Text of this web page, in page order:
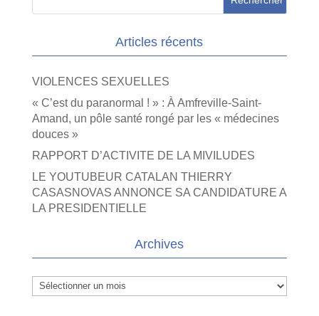
Articles récents
VIOLENCES SEXUELLES
« C’est du paranormal ! » : À Amfreville-Saint-
Amand, un pôle santé rongé par les « médecines
douces »
RAPPORT D’ACTIVITE DE LA MIVILUDES
LE YOUTUBEUR CATALAN THIERRY
CASASNOVAS ANNONCE SA CANDIDATURE A
LA PRESIDENTIELLE
Archives
Archives